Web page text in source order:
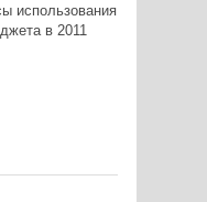
использования
в 2011